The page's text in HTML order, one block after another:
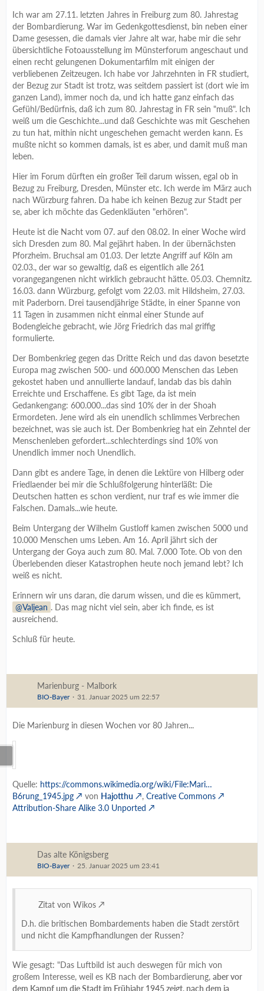
Ich war am 27.11. letzten Jahres in Freiburg zum 80. Jahrestag
der Bombardierung. War im Gedenkgottesdienst, bin neben einer
Dame gesessen, die damals vier Jahre alt war, habe mir die sehr
übersichtliche Fotoausstellung im Münsterforum angeschaut und
einen recht gelungenen Dokumentarfilm mit einigen der
verbliebenen Zeitzeugen. Ich habe vor Jahrzehnten in FR studiert,
der Bezug zur Stadt ist trotz, was seitdem passiert ist (dort wie im
ganzen Land), immer noch da, und ich hatte ganz einfach das
Gefühl/Bedürfnis, daß ich zum 80. Jahrestag in FR sein "muß". Ich
weiß um die Geschichte...und daß Geschichte was mit Geschehen
zu tun hat, mithin nicht ungeschehen gemacht werden kann. Es
mußte nicht so kommen damals, ist es aber, und damit muß man
leben.
Hier im Forum dürften ein großer Teil darum wissen, egal ob in
Bezug zu Freiburg, Dresden, Münster etc. Ich werde im März auch
nach Würzburg fahren. Da habe ich keinen Bezug zur Stadt per
se, aber ich möchte das Gedenkläuten "erhören".
Heute ist die Nacht vom 07. auf den 08.02. In einer Woche wird
sich Dresden zum 80. Mal gejährt haben. In der übernächsten
Pforzheim. Bruchsal am 01.03. Der letzte Angriff auf Köln am
02.03., der war so gewaltig, daß es eigentlich alle 261
vorangegangenen nicht wirklich gebraucht hätte. 05.03. Chemnitz.
16.03. dann Würzburg, gefolgt vom 22.03. mit Hildsheim, 27.03.
mit Paderborn. Drei tausendjährige Städte, in einer Spanne von
11 Tagen in zusammen nicht einmal einer Stunde auf
Bodengleiche gebracht, wie Jörg Friedrich das mal griffig
formulierte.
Der Bombenkrieg gegen das Dritte Reich und das davon besetzte
Europa mag zwischen 500- und 600.000 Menschen das Leben
gekostet haben und annullierte landauf, landab das bis dahin
Erreichte und Erschaffene. Es gibt Tage, da ist mein
Gedankengang: 600.000...das sind 10% der in der Shoah
Ermordeten. Jene wird als ein unendlich schlimmes Verbrechen
bezeichnet, was sie auch ist. Der Bombenkrieg hat ein Zehntel der
Menschenleben gefordert...schlechterdings sind 10% von
Unendlich immer noch Unendlich.
Dann gibt es andere Tage, in denen die Lektüre von Hilberg oder
Friedlaender bei mir die Schlußfolgerung hinterläßt: Die
Deutschen hatten es schon verdient, nur traf es wie immer die
Falschen. Damals...wie heute.
Beim Untergang der Wilhelm Gustloff kamen zwischen 5000 und
10.000 Menschen ums Leben. Am 16. April jährt sich der
Untergang der Goya auch zum 80. Mal. 7.000 Tote. Ob von den
Überlebenden dieser Katastrophen heute noch jemand lebt? Ich
weiß es nicht.
Erinnern wir uns daran, die darum wissen, und die es kümmert,
Valjean . Das mag nicht viel sein, aber ich finde, es ist
ausreichend.
Schluß für heute.
Marienburg - Malbork
BIO-Bayer 31. Januar 2025 um 22:57
Die Marienburg in diesen Wochen vor 80 Jahren...
Quelle: https://commons.wikimedia.org/wiki/File:Mari…
B6rung_1945.jpg
von Hajotthu , Creative Commons
Attribution-Share Alike 3.0 Unported
Das alte Königsberg
BIO-Bayer 25. Januar 2025 um 23:41
Zitat von Wikos
D.h. die britischen Bombardements haben die Stadt zerstört
und nicht die Kampfhandlungen der Russen?
Wie gesagt: "Das Luftbild ist auch deswegen für mich von
großem Interesse, weil es KB nach der Bombardierung, aber vor
dem Kampf um die Stadt im Frühjahr 1945 zeigt, nach dem ja